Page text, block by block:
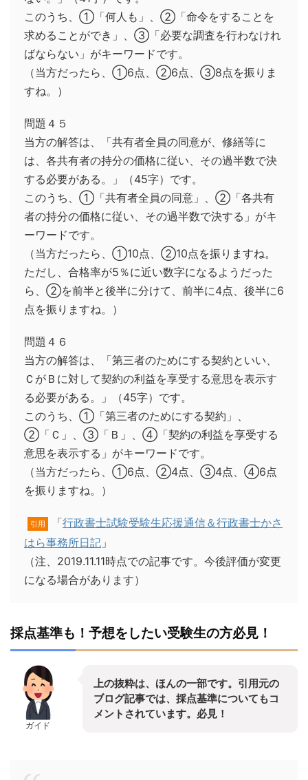
このうち、①「何人も」、②「命令をすることを
求めることができ」、③「必要な調査を行わなけれ
ばならない」がキーワードです。
（当方だったら、①6点、②6点、③8点を振りま
すね。）
問題４５
当方の解答は、「共有者全員の同意が、修繕等に
は、各共有者の持分の価格に従い、その過半数で決
する必要がある。」（45字）です。
このうち、①「共有者全員の同意」、②「各共有
者の持分の価格に従い、その過半数で決する」がキ
ーワードです。
（当方だったら、①10点、②10点を振りますね。
ただし、合格率が5％に近い数字になるようだった
ら、②を前半と後半に分けて、前半に4点、後半に6
点を振りますね。）
問題４６
当方の解答は、「第三者のためにする契約といい、
ＣがＢに対して契約の利益を享受する意思を表示す
る必要がある。」（45字）です。
このうち、①「第三者のためにする契約」、
②「Ｃ」、③「Ｂ」、④「契約の利益を享受する
意思を表示する」がキーワードです。
（当方だったら、①6点、②4点、③4点、④6点
を振りますね。）
引用 「行政書士試験受験生応援通信＆行政書士かさ
はら事務所日記 」
（注、2019.11.11時点での記事です。今後評価が変更
になる場合があります）
採点基準も！予想をしたい受験生の方必見！
ガイド
上の抜粋は、ほんの一部です。引用元の
ブログ記事では、採点基準についてもコ
メントされています。必見！